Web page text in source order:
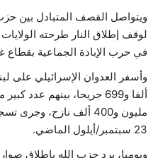
ويتواصل القصف المتبادل بين
لوقف إطلاق النار طرحته
في حرب الإبادة الجماعية بقطاع
ألفا و699 جريحا، بينهم
مليون و400 ألف نازح،
23 سبتمبر/أيلول الماضي.
ويوميا، يرد حزب الله بإطلاق